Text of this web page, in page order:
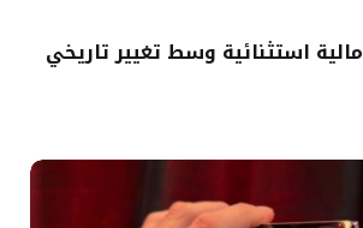
استثنائية وسط تغيير تاريخي